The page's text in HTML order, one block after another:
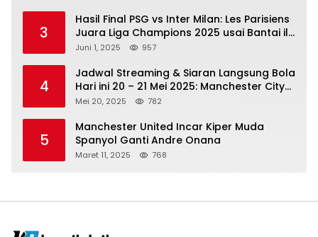
3
Hasil Final PSG vs Inter Milan: Les Parisiens
Juara Liga Champions 2025 usai Bantai il
Nerazzurri
Juni 1, 2025 957
4
Jadwal Streaming & Siaran Langsung Bola
Hari ini 20 – 21 Mei 2025: Manchester City
vs Bournemouth
Mei 20, 2025 782
5
Manchester United Incar Kiper Muda
Spanyol Ganti Andre Onana
Maret 11, 2025 768